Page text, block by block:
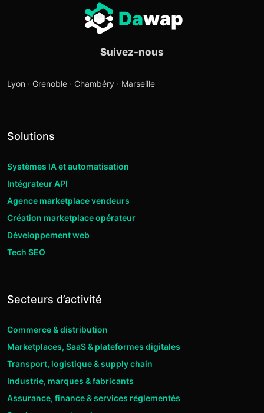
Dawap
Suivez-nous
Lyon · Grenoble · Chambéry · Marseille
Solutions
Systèmes IA et automatisation
Intégrateur API
Agence marketplace vendeurs
Création marketplace opérateur
Développement web
Tech SEO
Secteurs d’activité
Commerce & distribution
Marketplaces, SaaS & plateformes digitales
Transport, logistique & supply chain
Industrie, marques & fabricants
Assurance, finance & services réglementés